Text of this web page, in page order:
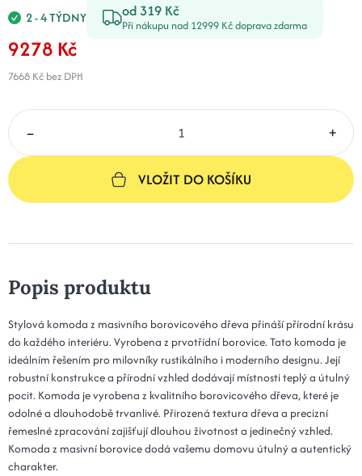
2 - 4 TÝDNY od 319 Kč
Při nákupu nad 12999 Kč doprava zdarma
9278 Kč
7668 Kč bez DPH
– +
VLOŽIT DO KOŠÍKU
Popis produktu
Stylová komoda z masivního borovicového dřeva přináší přírodní krásu
do každého interiéru. Vyrobena z prvotřídní borovice. Tato komoda je
ideálním řešením pro milovníky rustikálního i moderního designu. Její
robustní konstrukce a přírodní vzhled dodávají místnosti teplý a útulný
pocit. Komoda je vyrobena z kvalitního borovicového dřeva, které je
odolné a dlouhodobě trvanlivé. Přirozená textura dřeva a precizní
řemeslné zpracování zajišťují dlouhou životnost a jedinečný vzhled.
Komoda z masivní borovice dodá vašemu domovu útulný a autentický
charakter.